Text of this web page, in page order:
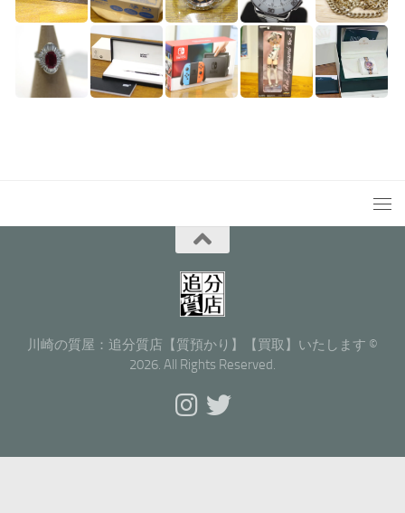
川崎の質屋：追分質店【質預かり】【買取】いたします ©
2026. All Rights Reserved.